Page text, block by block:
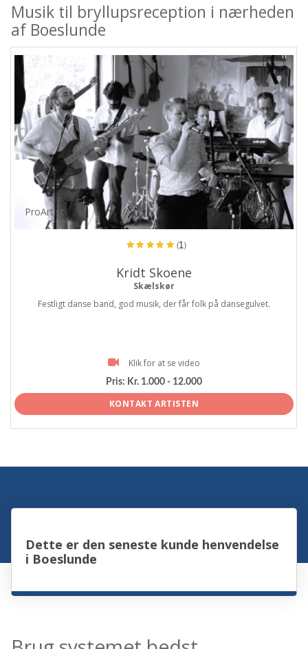
Musik til bryllupsreception i nærheden
af Boeslunde
ProArtist
(1)
Kridt Skoene
Skælskør
Festligt danse band, god musik, der får folk på dansegulvet.
Klik for at se video
Pris: Kr. 1.000 - 12.000
KONTAKT ARTISTEN
Dette er den seneste kunde henvendelse
i Boeslunde